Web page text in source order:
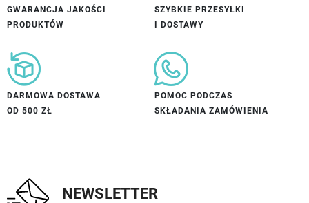
GWARANCJA JAKOŚCI
PRODUKTÓW
SZYBKIE PRZESYŁKI
I DOSTAWY
DARMOWA DOSTAWA
OD 500 ZŁ
POMOC PODCZAS
SKŁADANIA ZAMÓWIENIA
NEWSLETTER